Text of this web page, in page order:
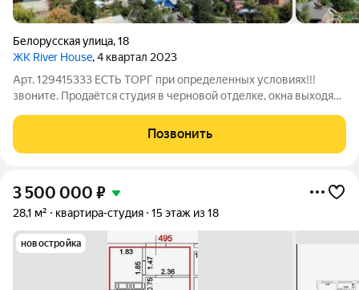
Белорусская улица,18
ЖК River House, 4 квартал 2023
Арт. 129415333 ЕСТЬ ТОРГ при определенных условиях!!!
звоните. Продаётся студия в черновой отделке, окна выходят
30,64 м2. зал 18,6м2, лоджия 4,04м2. По выписке 26,6м2
Долгов и обременений нет.
Позвонить
3 500 000 ₽
28,1 м² квартира-студия 15 этаж из 18
новостройка